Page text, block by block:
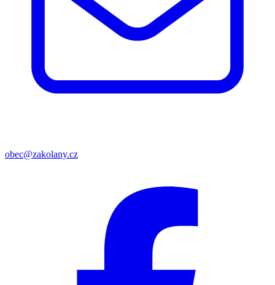
obec@zakolany.cz